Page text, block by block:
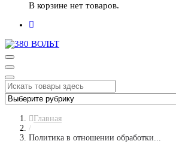
В корзине нет товаров.
Главная
/
Политика в отношении обработки...